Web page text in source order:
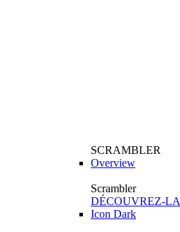
SCRAMBLER
Overview
Scrambler
DÉCOUVREZ-LA
Icon Dark